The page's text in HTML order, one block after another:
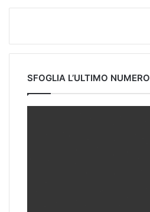
SFOGLIA L’ULTIMO NUMERO